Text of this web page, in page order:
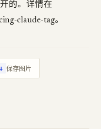
的。详情在
claude-tag。
↓ 保存图片